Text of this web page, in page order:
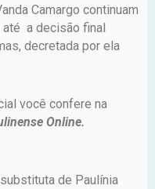
Camargo continuam
até a decisão final
decretada por ela
você confere na
Online.
de Paulínia